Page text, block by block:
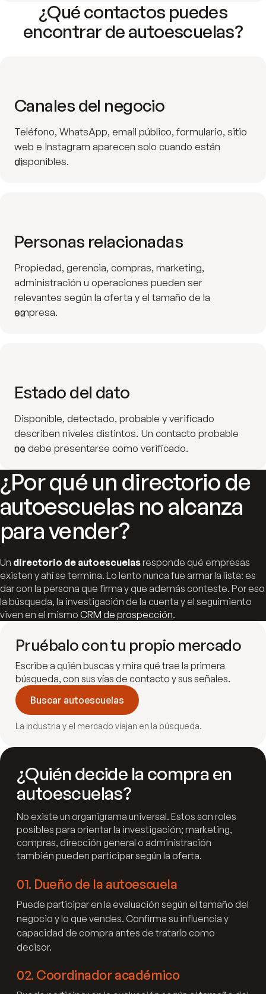
¿Qué contactos puedes
encontrar de autoescuelas?
01
Canales del negocio
Teléfono, WhatsApp, email público, formulario, sitio
web e Instagram aparecen solo cuando están
disponibles.
02
Personas relacionadas
Propiedad, gerencia, compras, marketing,
administración u operaciones pueden ser
relevantes según la oferta y el tamaño de la
empresa.
03
Estado del dato
Disponible, detectado, probable y verificado
describen niveles distintos. Un contacto probable
no debe presentarse como verificado.
¿Por qué un directorio de
autoescuelas no alcanza
para vender?
Un directorio de autoescuelasresponde qué empresas
existen y ahí se termina. Lo lento nunca fue armar la lista: es
dar con la persona que firma y que además conteste. Por eso
la búsqueda, la investigación de la cuenta y el seguimiento
viven en el mismo CRM de prospección.
Pruébalo con tu propio mercado
Escribe a quién buscas y mira qué trae la primera
búsqueda, con sus vías de contacto y sus señales.
Buscar autoescuelas
La industria y el mercado viajan en la búsqueda.
¿Quién decide la compra en
autoescuelas?
No existe un organigrama universal. Estos son roles
posibles para orientar la investigación; marketing,
compras, dirección general o administración
también pueden participar según la oferta.
01. Dueño de la autoescuela
Puede participar en la evaluación según el tamaño del
negocio y lo que vendes. Confirma su influencia y
capacidad de compra antes de tratarlo como
decisor.
02. Coordinador académico